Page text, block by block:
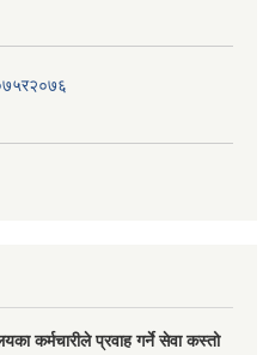
कर्मचारीले प्रवाह गर्ने सेवा कस्तो